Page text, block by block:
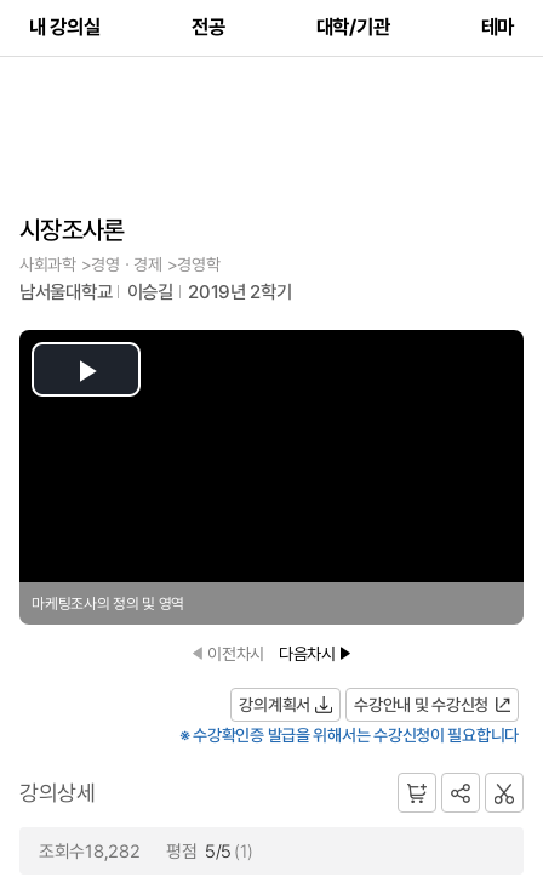
내 강의실 전공 대학/기관 테마
시장조사론
사회과학 >경영ㆍ경제 >경영학
남서울대학교 이승길 2019년 2학기
Play
마케팅조사의 정의 및 영역
이전차시 다음차시
강의계획서
수강안내 및 수강신청
※ 수강확인증 발급을 위해서는 수강신청이 필요합니다
강의상세
조회수18,282 평점 5/5 (1)